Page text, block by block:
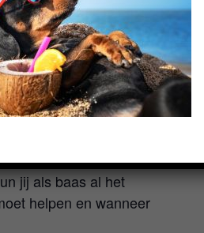
aangeleerd maar
relatie tot stand
hoe je in alle situaties
de balans te
jij als baas al het
helpen en wanneer